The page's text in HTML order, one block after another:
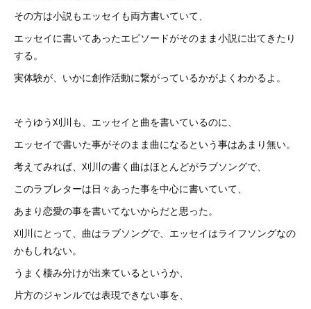
その方は小説もエッセイも両方書いていて、
エッセイに書いてあったエピソードがそのまま小説に出てきたり
する。
実体験が、いかに創作活動に繋がっているかがよくわかるよ。
そうゆう刈川も、エッセイと曲を書いているのに、
エッセイで書いた事がそのまま曲になるという事はあまり無い。
考えてみれば、刈川の書く曲はほとんどがラブソングで、
このラブレターは日々あった事を中心に書いていて、
あまり恋愛の事を書いてないからだと思った。
刈川にとって、曲はラブソングで、エッセイはライフソングなの
かもしれない。
うまく棲み分けが出来ているというか、
片方のジャンルでは表現できない事を、